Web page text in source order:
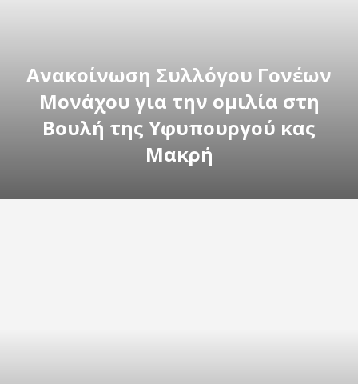
Ανακοίνωση Συλλόγου Γονέων
Μονάχου για την ομιλία στη
Βουλή της Υφυπουργού κας
Μακρή